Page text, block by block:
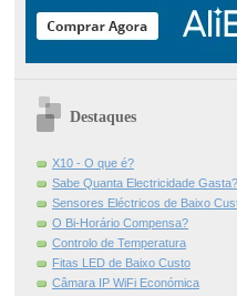
Destaques
X10 - O que é?
Sabe Quanta Electricidade Gasta?
Sensores Eléctricos de Baixo
O Bi-Horário Compensa?
Controlo de Temperatura
Fitas LED de Baixo Custo
Câmara IP WiFi Económica